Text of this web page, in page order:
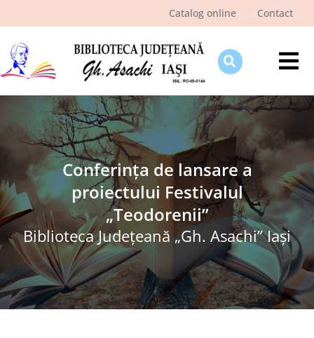
Catalog online Contact
Despre bibliotecă
Pagina cititorului
Ştiri şi evenimente
Programe şi proiecte
Interes public
Conferinţa de lansare a
proiectului Festivalul
„Teodorenii”
Biblioteca Judeţeană „Gh. Asachi” Iaşi